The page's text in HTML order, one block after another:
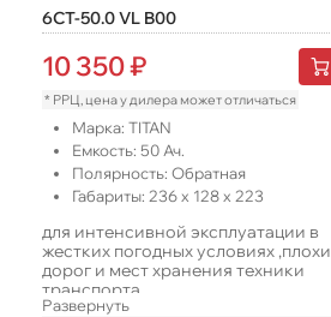
6СТ-50.0 VL B00
10 350₽
* РРЦ, цена у дилера может отличаться
Марка: TITAN
Емкость: 50Ач.
Полярность: Обратная
Габариты: 236x 128x 223
для интенсивной эксплуатации в
жестких погодных условиях
дорог и мест хранения техники
транспорта.
Развернуть